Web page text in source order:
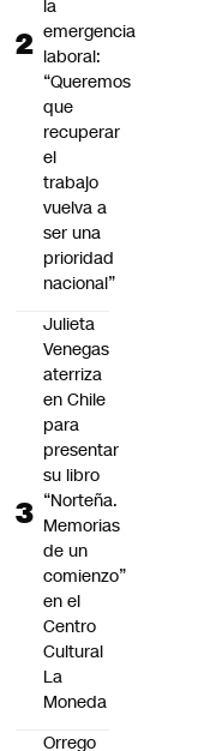
la
emergencia
laboral:
“Queremos
que
recuperar
el
trabajo
vuelva a
ser una
prioridad
nacional”
Julieta
Venegas
aterriza
en Chile
para
presentar
su libro
“Norteña.
Memorias
de un
comienzo”
en el
Centro
Cultural
La
Moneda
Orrego